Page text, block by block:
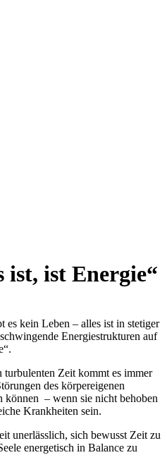
ist, ist Energie“
kein Leben – alles ist in stetiger
Energiestrukturen auf
turbulenten Zeit kommt es immer
des körpereigenen
können – wenn sie nicht behoben
Krankheiten sein.
unerlässlich, sich bewusst Zeit zu
energetisch in Balance zu